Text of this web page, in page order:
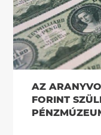
AZ
FORINT